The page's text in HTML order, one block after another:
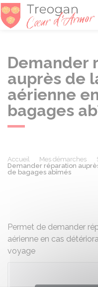
Demander
auprès de
aérienne
bagages
Accueil Mes démarches
Demander réparation
de bagages abîmés
Permet de demander
aérienne en cas
voyage